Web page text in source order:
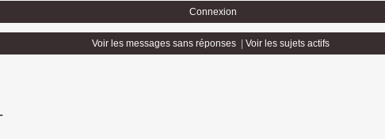
Connexion
Voir les messages sans réponses Voir les sujets actifs